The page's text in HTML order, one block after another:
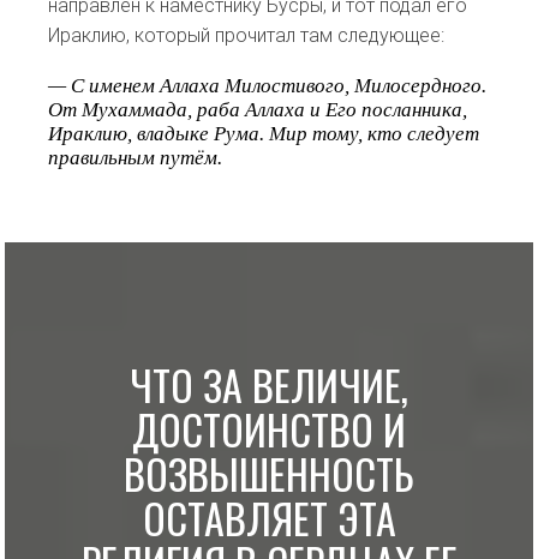
направлен к наместнику Бусры, и тот подал его
Ираклию, который прочитал там следующее:
— C именем Аллаха Милостивого, Милосердного.
От Мухаммада, раба Аллаха и Его посланника,
Ираклию, владыке Рума. Мир тому, кто следует
правильным путём.
ЧТО ЗА ВЕЛИЧИЕ,
ДОСТОИНСТВО И
ВОЗВЫШЕННОСТЬ
ОСТАВЛЯЕТ ЭТА